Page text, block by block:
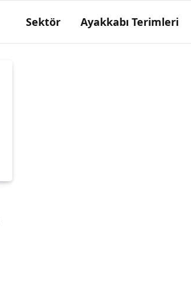
Sektör Ayakkabı Terimleri